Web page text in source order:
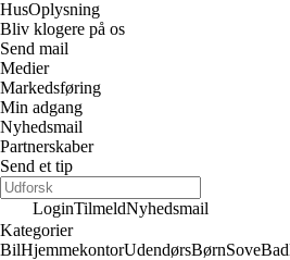
HusOplysning
Bliv klogere på os
Send mail
Medier
Markedsføring
Min adgang
Nyhedsmail
Partnerskaber
Send et tip
LoginTilmeldNyhedsmail
Kategorier
BilHjemmekontorUdendørsBørnSoveBad